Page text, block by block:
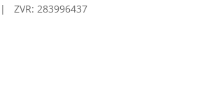
ZVR: 283996437